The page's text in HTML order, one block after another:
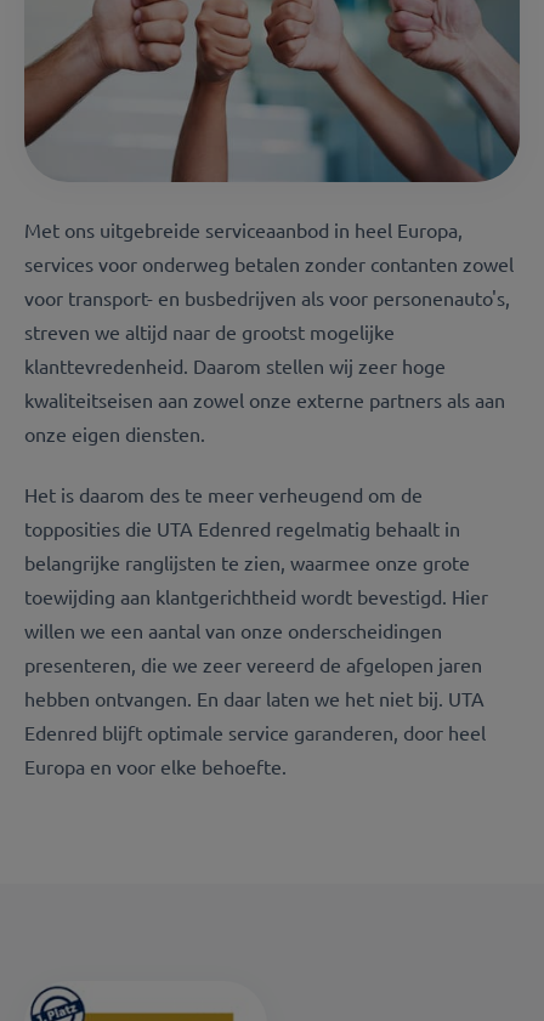
Met ons uitgebreide serviceaanbod in heel Europa,
services voor onderweg betalen zonder contanten zowel
voor transport- en busbedrijven als voor personenauto's,
streven we altijd naar de grootst mogelijke
klanttevredenheid. Daarom stellen wij zeer hoge
kwaliteitseisen aan zowel onze externe partners als aan
onze eigen diensten.
Het is daarom des te meer verheugend om de
topposities die UTA Edenred regelmatig behaalt in
belangrijke ranglijsten te zien, waarmee onze grote
toewijding aan klantgerichtheid wordt bevestigd. Hier
willen we een aantal van onze onderscheidingen
presenteren, die we zeer vereerd de afgelopen jaren
hebben ontvangen. En daar laten we het niet bij. UTA
Edenred blijft optimale service garanderen, door heel
Europa en voor elke behoefte.